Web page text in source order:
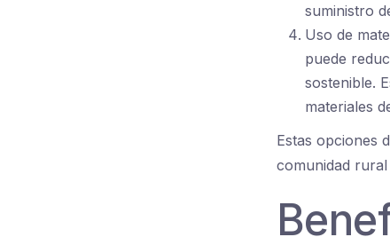
suministro
Uso de
puede
sostenible.
materiales
Estas opciones
comunidad